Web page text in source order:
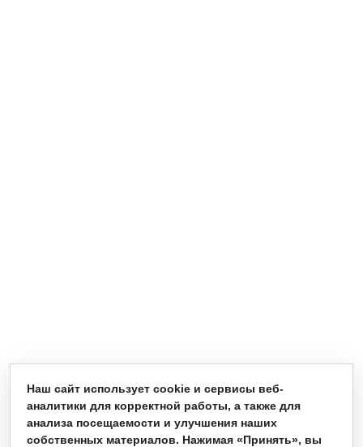
Наш сайт использует cookie и сервисы веб-
аналитики для корректной работы, а также для
анализа посещаемости и улучшения наших
собственных материалов. Нажимая «Принять», вы